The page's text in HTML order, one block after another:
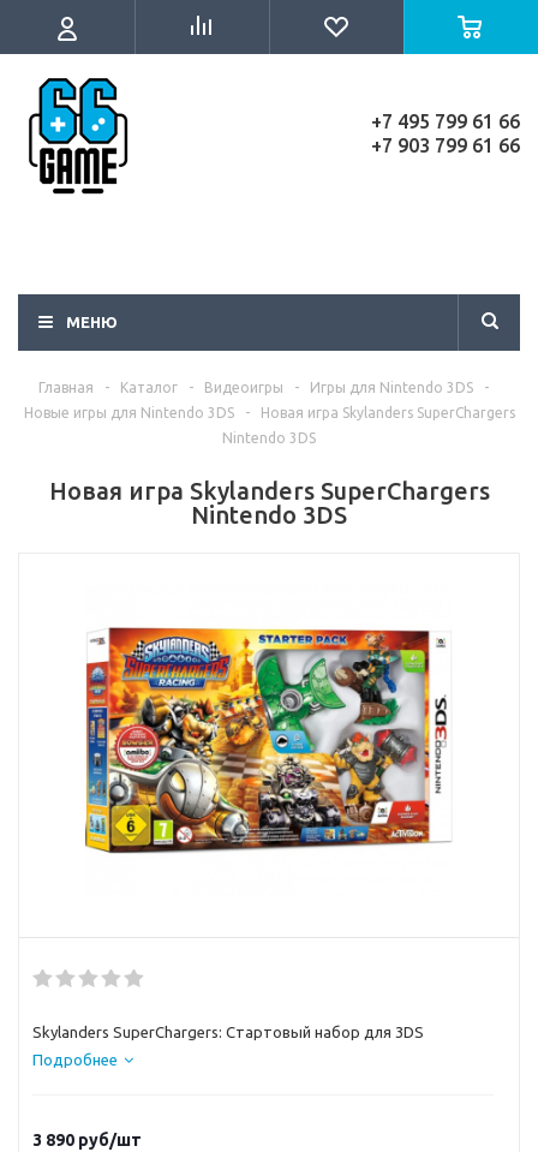
+7 495 799 61 66
+7 903 799 61 66
МЕНЮ
Главная - Каталог - Видеоигры - Игры для Nintendo 3DS
-
Новые игры для Nintendo 3DS
-
Новая игра Skylanders SuperChargers
Nintendo 3DS
Новая игра Skylanders SuperChargers
Nintendo 3DS
Skylanders SuperChargers: Стартовый набор для 3DS
Подробнее
3 890 руб/шт